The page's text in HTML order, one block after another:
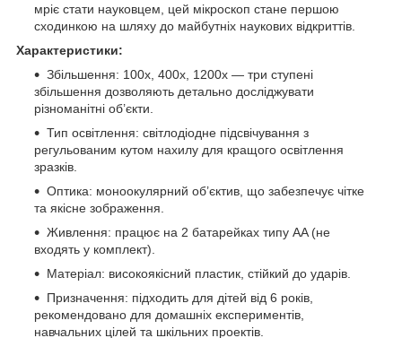
мріє стати науковцем, цей мікроскоп стане першою
сходинкою на шляху до майбутніх наукових відкриттів.
Характеристики:
Збільшення: 100x, 400x, 1200x — три ступені
збільшення дозволяють детально досліджувати
різноманітні об’єкти.
Тип освітлення: світлодіодне підсвічування з
регульованим кутом нахилу для кращого освітлення
зразків.
Оптика: моноокулярний об’єктив, що забезпечує чітке
та якісне зображення.
Живлення: працює на 2 батарейках типу AA (не
входять у комплект).
Матеріал: високоякісний пластик, стійкий до ударів.
Призначення: підходить для дітей від 6 років,
рекомендовано для домашніх експериментів,
навчальних цілей та шкільних проектів.